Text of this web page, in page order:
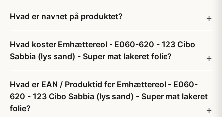
Hvad er navnet på produktet?
Hvad koster Emhættereol - E060-620 - 123 Cibo
Sabbia (lys sand) - Super mat lakeret folie?
Hvad er EAN / Produktid for Emhættereol - E060-
620 - 123 Cibo Sabbia (lys sand) - Super mat lakeret
folie?